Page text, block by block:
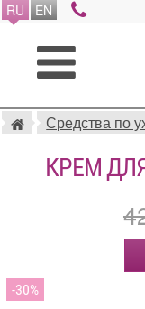
RU EN
Средства по
КРЕМ
30